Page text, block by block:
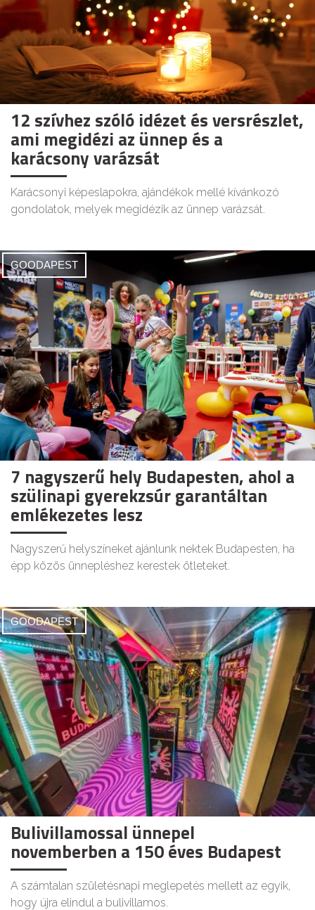
12 szívhez szóló idézet és versrészlet,
ami megidézi az ünnep és a
karácsony varázsát
Karácsonyi képeslapokra, ajándékok mellé kívánkozó
gondolatok, melyek megidézik az ünnep varázsát.
GOODAPEST
7 nagyszerű hely Budapesten, ahol a
szülinapi gyerekzsúr garantáltan
emlékezetes lesz
Nagyszerű helyszíneket ajánlunk nektek Budapesten, ha
épp közös ünnepléshez kerestek ötleteket.
GOODAPEST
Bulivillamossal ünnepel
novemberben a 150 éves Budapest
A számtalan születésnapi meglepetés mellett az egyik,
hogy újra elindul a bulivillamos.